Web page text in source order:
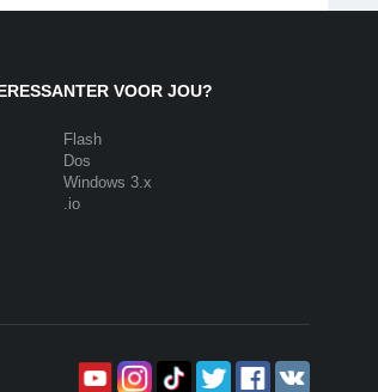
VOOR JOU?
Flash
Dos
Windows 3.x
.io